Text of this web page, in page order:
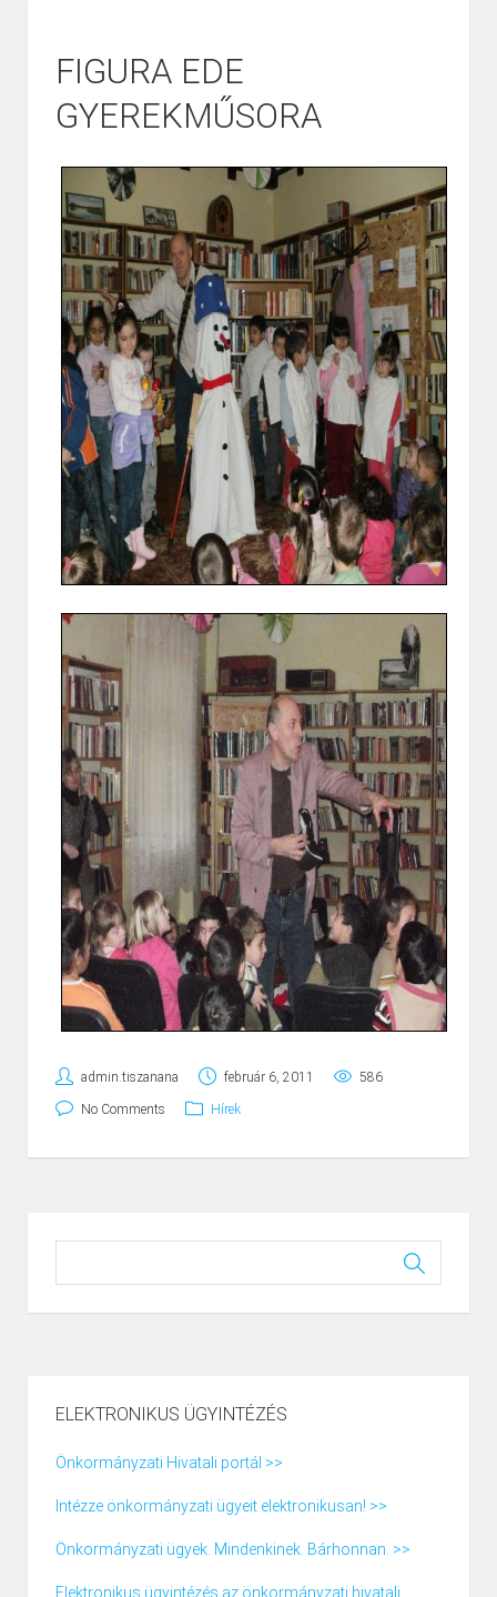
FIGURA EDE
GYEREKMŰSORA
admin.tiszanana február 6, 2011 586
No Comments Hírek
ELEKTRONIKUS ÜGYINTÉZÉS
Önkormányzati Hivatali portál >>
Intézze önkormányzati ügyeit elektronikusan! >>
Önkormányzati ügyek. Mindenkinek. Bárhonnan. >>
Elektronikus ügyintézés az önkormányzati hivatali